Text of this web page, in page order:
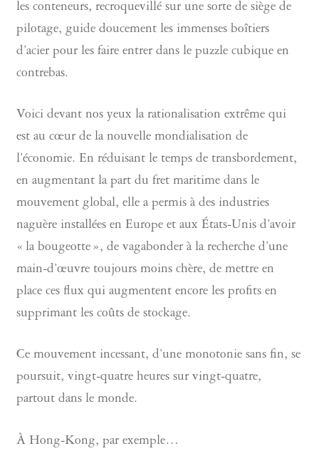
les conteneurs, recroquevillé sur une sorte de siège de
pilotage, guide doucement les immenses boîtiers
d’acier pour les faire entrer dans le puzzle cubique en
contrebas.
Voici devant nos yeux la rationalisation extrême qui
est au cœur de la nouvelle mondialisation de
l’économie. En réduisant le temps de transbordement,
en augmentant la part du fret maritime dans le
mouvement global, elle a permis à des industries
naguère installées en Europe et aux États-Unis d’avoir
« la bougeotte », de vagabonder à la recherche d’une
main-d’œuvre toujours moins chère, de mettre en
place ces flux qui augmentent encore les profits en
supprimant les coûts de stockage.
Ce mouvement incessant, d’une monotonie sans fin, se
poursuit, vingt-quatre heures sur vingt-quatre,
partout dans le monde.
À Hong-Kong, par exemple…